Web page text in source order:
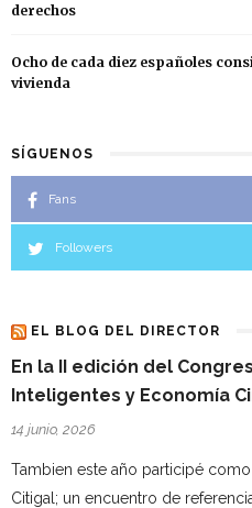
derechos
Ocho de cada diez españoles
vivienda
SÍGUENOS
Fans
Followers
EL BLOG DEL DIRECTOR
En la II edición del
Inteligentes y Economía
14 junio, 2026
Tambien este año participé
Citigal; un encuentro de